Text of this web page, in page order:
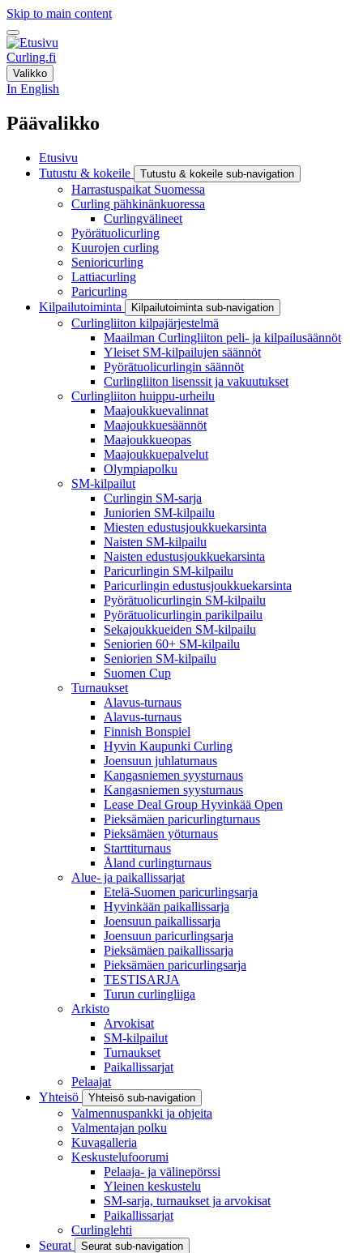
Skip to main content
Curling.fi
Valikko
In English
Päävalikko
Etusivu
Tutustu & kokeile
Tutustu & kokeile sub-navigation
Harrastuspaikat Suomessa
Curling pähkinänkuoressa
Curlingvälineet
Pyörätuolicurling
Kuurojen curling
Senioricurling
Lattiacurling
Paricurling
Kilpailutoiminta
Kilpailutoiminta sub-navigation
Curlingliiton kilpajärjestelmä
Maailman Curlingliiton peli- ja kilpailusäännöt
Yleiset SM-kilpailujen säännöt
Pyörätuolicurlingin säännöt
Curlingliiton lisenssit ja vakuutukset
Curlingliiton huippu-urheilu
Maajoukkuevalinnat
Maajoukkuesäännöt
Maajoukkueopas
Maajoukkuepalvelut
Olympiapolku
SM-kilpailut
Curlingin SM-sarja
Juniorien SM-kilpailu
Miesten edustusjoukkuekarsinta
Naisten SM-kilpailu
Naisten edustusjoukkuekarsinta
Paricurlingin SM-kilpailu
Paricurlingin edustusjoukkuekarsinta
Pyörätuolicurlingin SM-kilpailu
Pyörätuolicurlingin parikilpailu
Sekajoukkueiden SM-kilpailu
Seniorien 60+ SM-kilpailu
Seniorien SM-kilpailu
Suomen Cup
Turnaukset
Alavus-turnaus
Alavus-turnaus
Finnish Bonspiel
Hyvin Kaupunki Curling
Joensuun juhlaturnaus
Kangasniemen syysturnaus
Kangasniemen syysturnaus
Lease Deal Group Hyvinkää Open
Pieksämäen paricurlingturnaus
Pieksämäen yöturnaus
Starttiturnaus
Åland curlingturnaus
Alue- ja paikallissarjat
Etelä-Suomen paricurlingsarja
Hyvinkään paikallissarja
Joensuun paikallissarja
Joensuun paricurlingsarja
Pieksämäen paikallissarja
Pieksämäen paricurlingsarja
TESTISARJA
Turun curlingliiga
Arkisto
Arvokisat
SM-kilpailut
Turnaukset
Paikallissarjat
Pelaajat
Yhteisö
Yhteisö sub-navigation
Valmennuspankki ja ohjeita
Valmentajan polku
Kuvagalleria
Keskustelufoorumi
Pelaaja- ja välinepörssi
Yleinen keskustelu
SM-sarja, turnaukset ja arvokisat
Paikallissarjat
Curlinglehti
Seurat
Seurat sub-navigation